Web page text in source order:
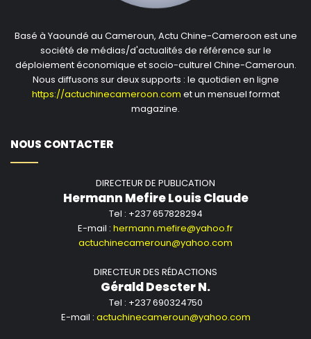
Basé à Yaoundé au Cameroun, Actu Chine-Cameroon est une
société de médias/d'actualités de référence sur le
déploiement économique et socio-culturel Chine-Cameroun.
Nous diffusons sur deux supports : le quotidien en ligne
https://actuchinecameroon.com et un mensuel format
magazine.
NOUS CONTACTER
DIRECTEUR DE PUBLICATION
Hermann Mefire Louis Claude
Tel : +237 657828294
E-mail : hermann.mefire@yahoo.fr
actuchinecameroun@yahoo.com
DIRECTEUR DES RÉDACTIONS
Gérald Descter N.
Tel : +237 690324750
E-mail : actuchinecameroun@yahoo.com